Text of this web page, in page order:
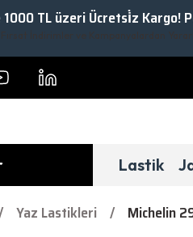
TL üzeri Ücretsi̇z Kargo!
Lastik
Yaz Lastikleri Michelin